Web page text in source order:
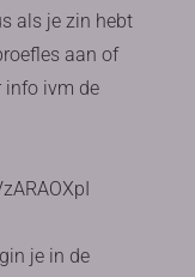
als je zin hebt
aan of
info ivm de
je in de